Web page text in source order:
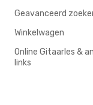
Geavanceerd
Winkelwagen
Online Gitaarles &
links